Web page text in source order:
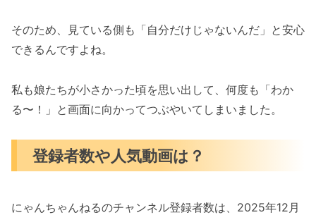
そのため、見ている側も「自分だけじゃないんだ」と安心
できるんですよね。
私も娘たちが小さかった頃を思い出して、何度も「わか
る〜！」と画面に向かってつぶやいてしまいました。
登録者数や人気動画は？
にゃんちゃんねるのチャンネル登録者数は、2025年12月